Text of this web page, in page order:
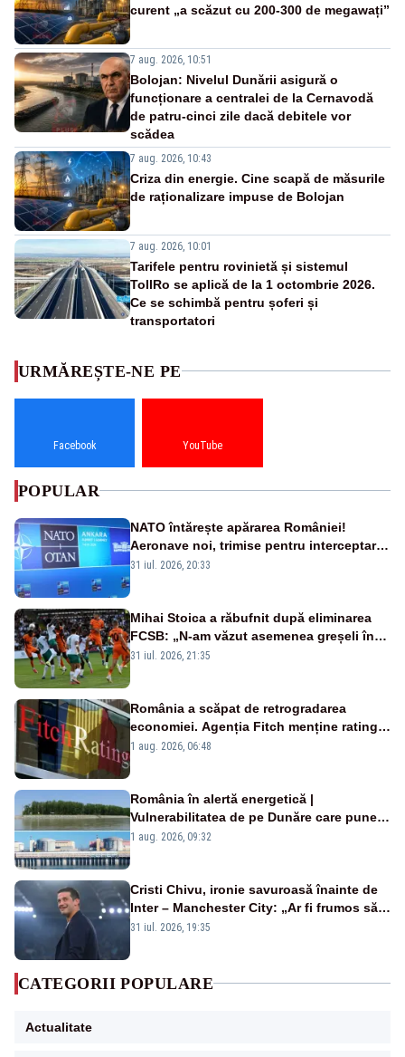
curent „a scăzut cu 200-300 de megawați”
7 aug. 2026, 10:51
Bolojan: Nivelul Dunării asigură o
funcționare a centralei de la Cernavodă
de patru-cinci zile dacă debitele vor
scădea
7 aug. 2026, 10:43
Criza din energie. Cine scapă de măsurile
de raționalizare impuse de Bolojan
7 aug. 2026, 10:01
Tarifele pentru rovinietă și sistemul
TollRo se aplică de la 1 octombrie 2026.
Ce se schimbă pentru șoferi și
transportatori
URMĂREȘTE-NE PE
Facebook YouTube
POPULAR
NATO întărește apărarea României!
Aeronave noi, trimise pentru interceptarea
și distrugerea dronelor
31 iul. 2026, 20:33
Mihai Stoica a răbufnit după eliminarea
FCSB: „N-am văzut asemenea greșeli în
190 de meciuri europene”
31 iul. 2026, 21:35
România a scăpat de retrogradarea
economiei. Agenția Fitch menține ratingul
„BBB-” cu perspectivă negativă
1 aug. 2026, 06:48
România în alertă energetică |
Vulnerabilitatea de pe Dunăre care pune
în pericol Centrala Cernavodă era
1 aug. 2026, 09:32
Cristi Chivu, ironie savuroasă înainte de
Inter – Manchester City: „Ar fi frumos să
mai cumpărați și de la noi”
31 iul. 2026, 19:35
CATEGORII POPULARE
Actualitate